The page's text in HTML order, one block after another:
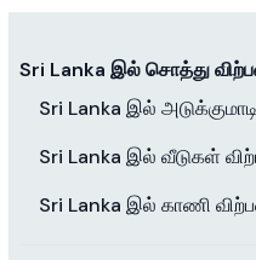
Sri Lanka இல் சொத்து
Sri Lanka இல்
Sri Lanka இல் வீடுகள்
Sri Lanka இல் காணி